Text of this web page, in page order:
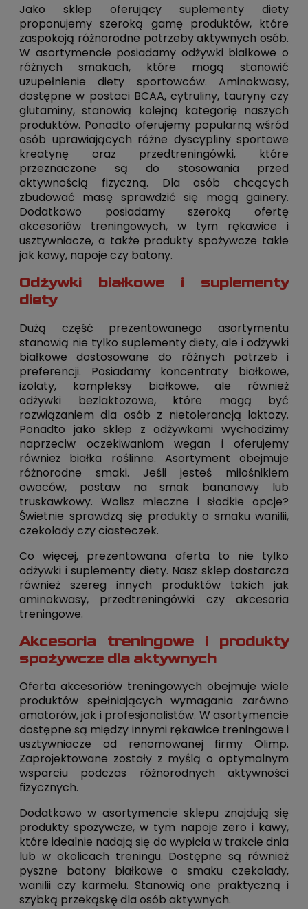
Jako sklep oferujący suplementy diety
proponujemy szeroką gamę produktów, które
zaspokoją różnorodne potrzeby aktywnych osób.
W asortymencie posiadamy odżywki białkowe o
różnych smakach, które mogą stanowić
uzupełnienie diety sportowców. Aminokwasy,
dostępne w postaci BCAA, cytruliny, tauryny czy
glutaminy, stanowią kolejną kategorię naszych
produktów. Ponadto oferujemy popularną wśród
osób uprawiających różne dyscypliny sportowe
kreatynę oraz przedtreningówki, które
przeznaczone są do stosowania przed
aktywnością fizyczną. Dla osób chcących
zbudować masę sprawdzić się mogą gainery.
Dodatkowo posiadamy szeroką ofertę
akcesoriów treningowych, w tym rękawice i
usztywniacze, a także produkty spożywcze takie
jak kawy, napoje czy batony.
Odżywki białkowe i suplementy
diety
Dużą część prezentowanego asortymentu
stanowią nie tylko suplementy diety, ale i odżywki
białkowe dostosowane do różnych potrzeb i
preferencji. Posiadamy koncentraty białkowe,
izolaty, kompleksy białkowe, ale również
odżywki bezlaktozowe, które mogą być
rozwiązaniem dla osób z nietolerancją laktozy.
Ponadto jako sklep z odżywkami wychodzimy
naprzeciw oczekiwaniom wegan i oferujemy
również białka roślinne. Asortyment obejmuje
różnorodne smaki. Jeśli jesteś miłośnikiem
owoców, postaw na smak bananowy lub
truskawkowy. Wolisz mleczne i słodkie opcje?
Świetnie sprawdzą się produkty o smaku wanilii,
czekolady czy ciasteczek.
Co więcej, prezentowana oferta to nie tylko
odżywki i suplementy diety. Nasz sklep dostarcza
również szereg innych produktów takich jak
aminokwasy, przedtreningówki czy akcesoria
treningowe.
Akcesoria treningowe i produkty
spożywcze dla aktywnych
Oferta akcesoriów treningowych obejmuje wiele
produktów spełniających wymagania zarówno
amatorów, jak i profesjonalistów. W asortymencie
dostępne są między innymi rękawice treningowe i
usztywniacze od renomowanej firmy Olimp.
Zaprojektowane zostały z myślą o optymalnym
wsparciu podczas różnorodnych aktywności
fizycznych.
Dodatkowo w asortymencie sklepu znajdują się
produkty spożywcze, w tym napoje zero i kawy,
które idealnie nadają się do wypicia w trakcie dnia
lub w okolicach treningu. Dostępne są również
pyszne batony białkowe o smaku czekolady,
wanilii czy karmelu. Stanowią one praktyczną i
szybką przekąskę dla osób aktywnych.